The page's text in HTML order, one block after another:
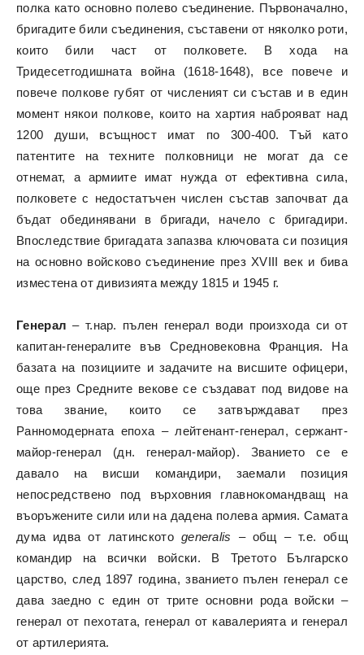
полка като основно полево съединение. Първоначално,
бригадите били съединения, съставени от няколко роти,
които били част от полковете. В хода на
Тридесетгодишната война (1618-1648), все повече и
повече полкове губят от численият си състав и в един
момент някои полкове, които на хартия наброяват над
1200 души, всъщност имат по 300-400. Тъй като
патентите на техните полковници не могат да се
отнемат, а армиите имат нужда от ефективна сила,
полковете с недостатъчен числен състав започват да
бъдат обединявани в бригади, начело с бригадири.
Впоследствие бригадата запазва ключовата си позиция
на основно войсково съединение през XVIII век и бива
изместена от дивизията между 1815 и 1945 г.
Генерал – т.нар. пълен генерал води произхода си от
капитан-генералите във Средновековна Франция. На
базата на позициите и задачите на висшите офицери,
още през Средните векове се създават под видове на
това звание, които се затвърждават през
Ранномодерната епоха – лейтенант-генерал, сержант-
майор-генерал (дн. генерал-майор). Званието се е
давало на висши командири, заемали позиция
непосредствено под върховния главнокомандващ на
въоръжените сили или на дадена полева армия. Самата
дума идва от латинското generalis
– общ – т.е. общ
командир на всички войски. В Третото Българско
царство, след 1897 година, званието пълен генерал се
дава заедно с един от трите основни рода войски –
генерал от пехотата, генерал от кавалерията и генерал
от артилерията.